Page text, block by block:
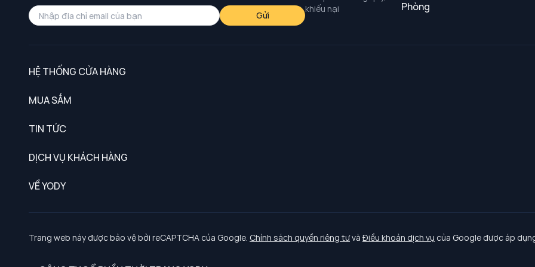
khiếu nại
Phòng
Gửi
HỆ THỐNG CỬA HÀNG
MUA SẮM
TIN TỨC
DỊCH VỤ KHÁCH HÀNG
Chính sách khách hàng thân thiết
Chính sách bảo vệ dữ liệu cá nhân
Chính sách thanh toán, giao nhận
VỀ YODY
Tuyển dụng
Trang web này được bảo vệ bởi reCAPTCHA của Google. Chính sách quyền riêng tưvà Điều khoản dịch vụ của Google được áp